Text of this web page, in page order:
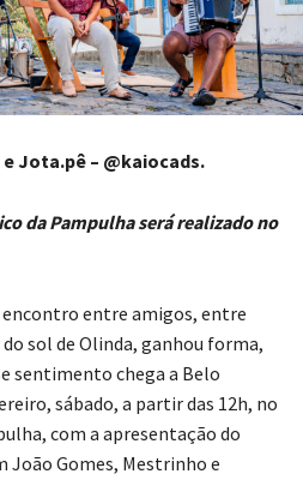
Jota.pê – @kaiocads.
da Pampulha será realizado no
encontro entre amigos, entre
sol de Olinda, ganhou forma,
sentimento chega a Belo
sábado, a partir das 12h, no
com a apresentação do
João Gomes, Mestrinho e